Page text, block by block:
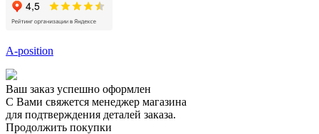
A-position
Ваш заказ успешно оформлен
С Вами свяжется менеджер магазина
для подтверждения деталей заказа.
Продолжить покупки